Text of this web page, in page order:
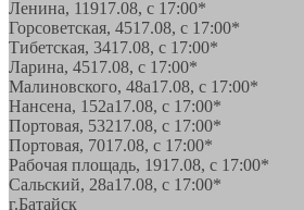
Ленина, 11917.08, с 17:00*
Горсоветская, 4517.08, с 17:00*
Тибетская, 3417.08, с 17:00*
Ларина, 4517.08, с 17:00*
Малиновского, 48а17.08, с 17:00*
Нансена, 152а17.08, с 17:00*
Портовая, 53217.08, с 17:00*
Портовая, 7017.08, с 17:00*
Рабочая площадь, 1917.08, с 17:00*
Сальский, 28a17.08, с 17:00*
г.Батайск